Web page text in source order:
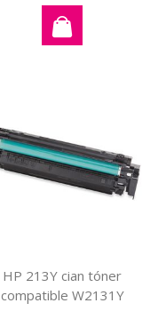
HP 213Y cian tóner
compatible W2131Y